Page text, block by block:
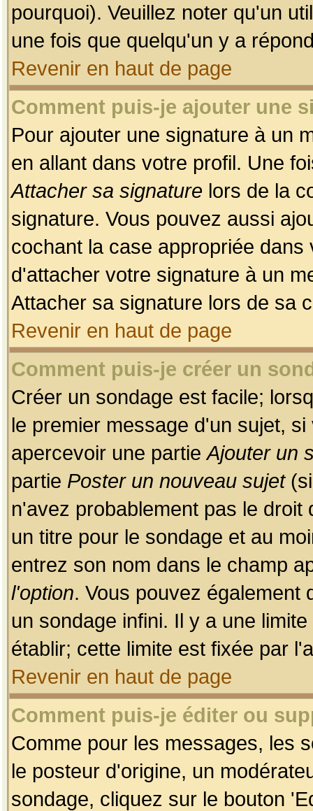
pourquoi). Veuillez noter qu'un
une fois que quelqu'un y a
Revenir en haut de page
Comment puis-je ajouter une
Pour ajouter une signature à un
en allant dans votre profil. Une
Attacher sa signature lors de la
signature. Vous pouvez aussi
cochant la case appropriée
d'attacher votre signature à un
Attacher sa signature lors de sa
Revenir en haut de page
Comment puis-je créer un
Créer un sondage est facile;
le premier message d'un sujet,
apercevoir une partieAjouter un
partie Poster un nouveau sujet(si
n'avez probablement pas le
un titre pour le sondage et au
entrez son nom dans le champ
l'option. Vous pouvez également
un sondage infini. Il y a une
établir; cette limite est fixée par
Revenir en haut de page
Comment puis-je éditer ou
Comme pour les messages, les
le posteur d'origine, un
sondage, cliquez sur le bouton